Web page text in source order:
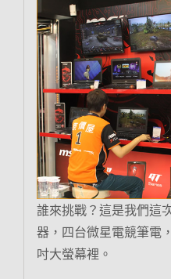
誰來挑戰？這是我們這
器，四台微星電競筆電
吋大螢幕裡。